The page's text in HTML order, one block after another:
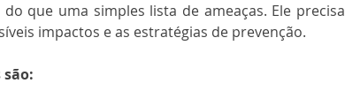
que uma simples lista de ameaças. Ele precisa
impactos e as estratégias de prevenção.